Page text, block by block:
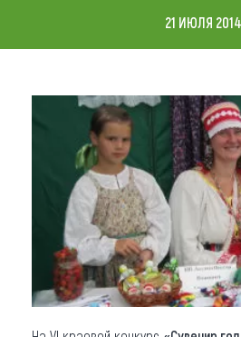
Карта
Что привезти (сувениры)
О регионе
Коллекция впечатлений
Другие рубрики
21 ИЮЛЯ 2014